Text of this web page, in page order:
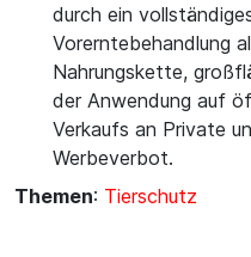
durch ein
Vorerntebehandlung
Nahrungskette,
der Anwendung auf
Verkaufs an Private
Werbeverbot.
Themen: Tierschutz